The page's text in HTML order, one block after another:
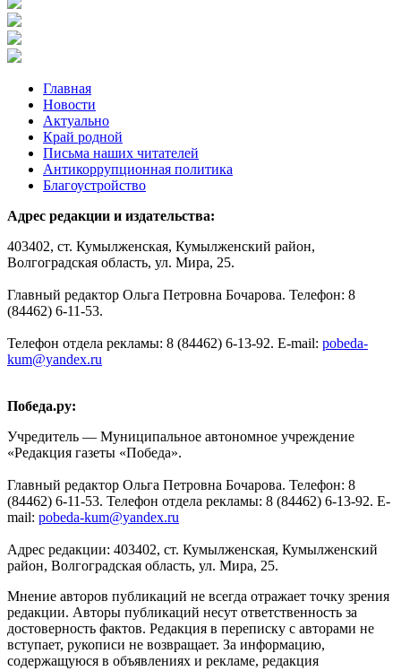
Главная
Новости
Актуально
Край родной
Письма наших читателей
Антикоррупционная политика
Благоустройство
Адрес редакции и издательства:
403402, ст. Кумылженская, Кумылженский район,
Волгоградская область, ул. Мира, 25.
Главный редактор Ольга Петровна Бочарова. Телефон: 8
(84462) 6-11-53.
Телефон отдела рекламы: 8 (84462) 6-13-92. E-mail: pobeda-
kum@yandex.ru
Победа.ру:
Учредитель — Муниципальное автономное учреждение
«Редакция газеты «Победа».
Главный редактор Ольга Петровна Бочарова. Телефон: 8
(84462) 6-11-53. Телефон отдела рекламы: 8 (84462) 6-13-92. E-
mail: pobeda-kum@yandex.ru
Адрес редакции: 403402, ст. Кумылженская, Кумылженский
район, Волгоградская область, ул. Мира, 25.
Мнение авторов публикаций не всегда отражает точку зрения
редакции. Авторы публикаций несут ответственность за
достоверность фактов. Редакция в переписку с авторами не
вступает, рукописи не возвращает. За информацию,
содержащуюся в объявлениях и рекламе, редакция